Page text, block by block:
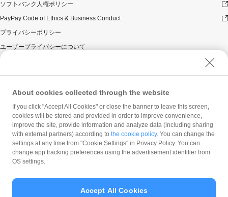
ソフトバンク人権ポリシー
PayPay Code of Ethics & Business Conduct
プライバシーポリシー
ユーザープライバシーについて
ウェブサイト利用規約
反社会的勢力に対する方針
勧誘方針
マネロン等基本方針
カスタマーハラスメントに関する当社の考え方
About cookies collected through the website
If you click "Accept All Cookies" or close the banner to leave this screen,
cookies will be stored and provided in order to improve convenience,
improve the site, provide information and analyze data (including sharing
with external partners) according to the cookie policy. You can change the
settings at any time from "Cookie Settings" in Privacy Policy. You can
change app tracking preferences using the advertisement identifier from
OS settings.
Accept All Cookies